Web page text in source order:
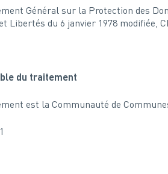
Général sur la Protection des
Libertés du 6 janvier 1978 modifiée,
du traitement
est la Communauté de